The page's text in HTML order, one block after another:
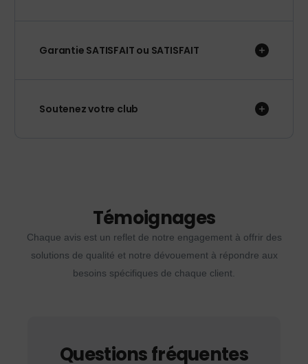
Garantie SATISFAIT ou SATISFAIT
Soutenez votre club
Témoignages
Chaque avis est un reflet de notre engagement à offrir des
solutions de qualité et notre dévouement à répondre aux
besoins spécifiques de chaque client.
Questions fréquentes